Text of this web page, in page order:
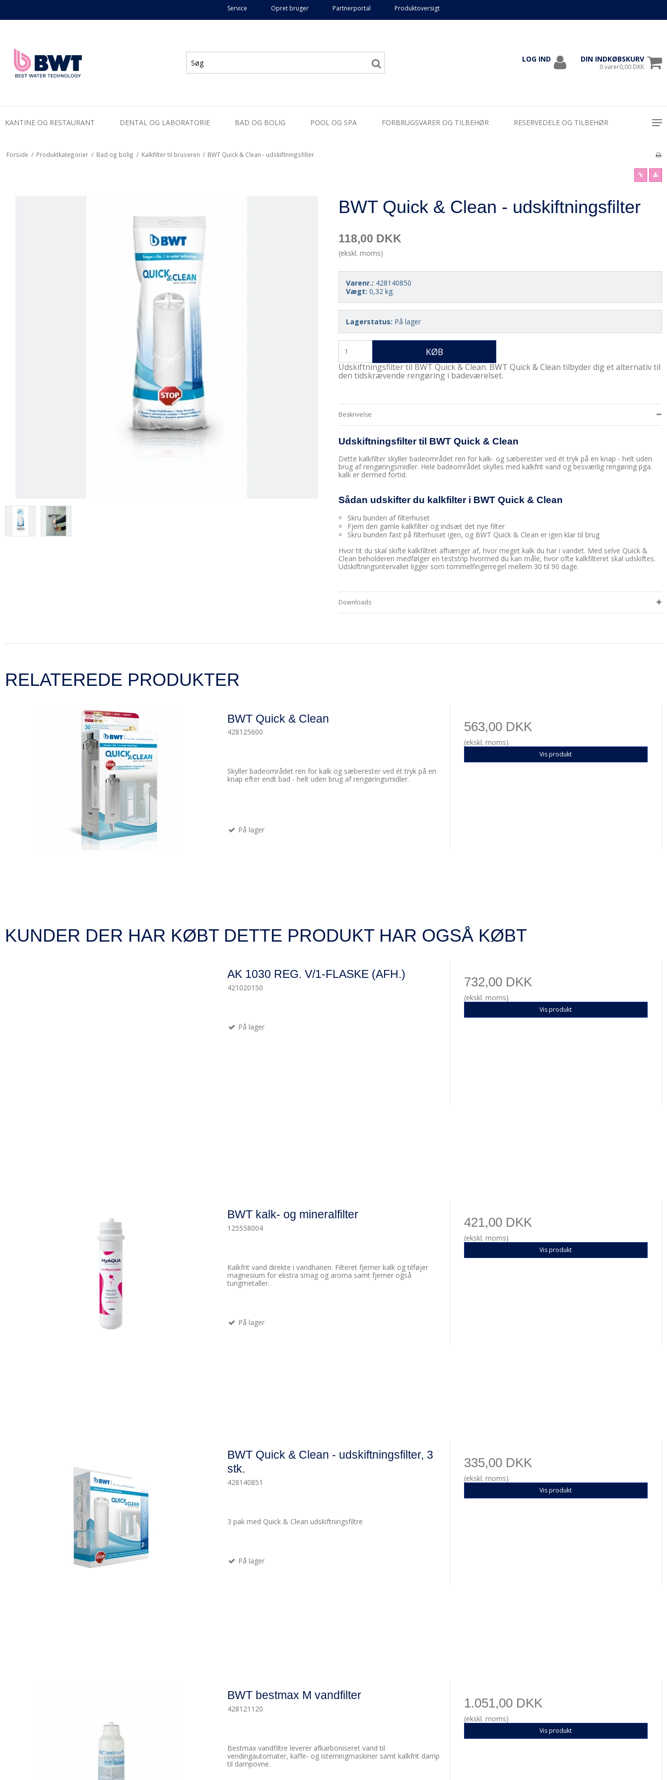
Service Opret bruger Partnerportal Produktoversigt
LOG IND DIN INDKØBSKURV
0 varer0,00 DKK
KANTINE OG RESTAURANT DENTAL OG LABORATORIE BAD OG BOLIG POOL OG SPA FORBRUGSVARER OG TILBEHØR RESERVEDELE OG TILBEHØR
Forside / Produktkategorier / Bad og bolig / Kalkfilter til bruseren / BWT Quick & Clean - udskiftningsfilter
BWT Quick & Clean - udskiftningsfilter
118,00 DKK
(ekskl. moms)
Varenr.: 428140850
Vægt: 0,32 kg.
Lagerstatus: På lager
KØB
Udskiftningsfilter til BWT Quick & Clean. BWT Quick & Clean tilbyder dig et alternativ til
den tidskrævende rengøring i badeværelset.
Beskrivelse
Udskiftningsfilter til BWT Quick & Clean
Dette kalkfilter skyller badeområdet ren for kalk- og sæberester ved ét tryk på en knap - helt uden
brug af rengøringsmidler. Hele badeområdet skylles med kalkfrit vand og besværlig rengøring pga.
kalk er dermed fortid.
Sådan udskifter du kalkfilter i BWT Quick & Clean
Skru bunden af filterhuset
Fjern den gamle kalkfilter og indsæt det nye filter
Skru bunden fast på filterhuset igen, og BWT Quick & Clean er igen klar til brug
Hvor tit du skal skifte kalkfiltret afhænger af, hvor meget kalk du har i vandet. Med selve Quick &
Clean beholderen medfølger en teststrip hvormed du kan måle, hvor ofte kalkfilteret skal udskiftes.
Udskiftningsintervallet ligger som tommelfingerregel mellem 30 til 90 dage.
Downloads
RELATEREDE PRODUKTER
BWT Quick & Clean
428125600
Skyller badeområdet ren for kalk og sæberester ved ét tryk på en
knap efter endt bad - helt uden brug af rengøringsmidler.
På lager
563,00 DKK
(ekskl. moms)
Vis produkt
KUNDER DER HAR KØBT DETTE PRODUKT HAR OGSÅ KØBT
AK 1030 REG. V/1-FLASKE (AFH.)
421020150
På lager
732,00 DKK
(ekskl. moms)
Vis produkt
BWT kalk- og mineralfilter
125558004
Kalkfrit vand direkte i vandhanen. Filteret fjerner kalk og tilføjer
magnesium for ekstra smag og aroma samt fjerner også
tungmetaller.
På lager
421,00 DKK
(ekskl. moms)
Vis produkt
BWT Quick & Clean - udskiftningsfilter, 3
stk.
428140851
3 pak med Quick & Clean udskiftningsfiltre
På lager
335,00 DKK
(ekskl. moms)
Vis produkt
BWT bestmax M vandfilter
428121120
Bestmax vandfiltre leverer afkarboniseret vand til
vendingautomater, kaffe- og isterningmaskiner samt kalkfrit damp
til dampovne.
1.051,00 DKK
(ekskl. moms)
Vis produkt